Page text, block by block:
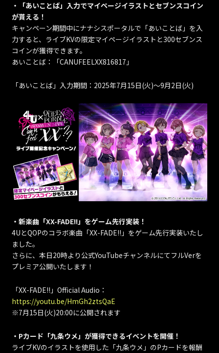
・「あいことば」入力でマイページイラストとセブンスコイン
が貰える！
キャンペーン期間中にナナシスポータルで「あいことば」を入
力すると、ライブKVの限定マイページイラストと300セブンス
コインが獲得できます。
あいことば：「CANUFEELXX816817」
「あいことば」入力期間：2025年7月15日(火)～9月2日(火)
・新楽曲「XX-FADE!!」をゲーム先行実装！
4UとQOPのコラボ楽曲「XX-FADE!!」をゲーム先行実装いたし
ました。
さらに、本日20時より公式YouTubeチャンネルにてフルVerを
プレミア公開いたします！
「XX-FADE!!」Official Audio：
https://youtu.be/HmGh2ztsQaE
※7月15日(火)20:00に公開されます
・Pカード「九条ウメ」が獲得できるイベントを開催！
ライブKVのイラストを使用した「九条ウメ」のPカードを報酬